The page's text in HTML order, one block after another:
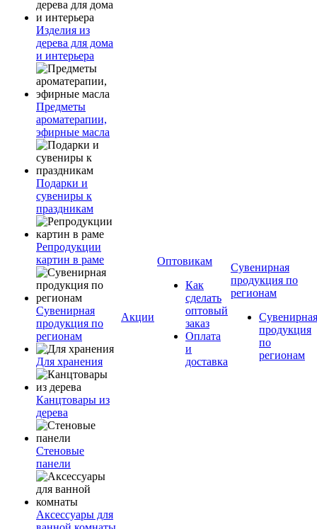
Изделия из
дерева для дома
и интерьера
Предметы
ароматерапии,
эфирные масла
Подарки и
сувениры к
праздникам
Репродукции
картин в раме
Сувенирная
продукция по
регионам
Для хранения
Канцтовары из
дерева
Стеновые
панели
Аксессуары для
Акции
Оптовикам
Как
сделать
оптовый
заказ
Оплата
и
доставка
Сувенирная
продукция по
регионам
Сувенирная
продукция
по
регионам